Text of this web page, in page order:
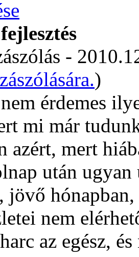
-
)
érdemes
mi már
azért, mert
után
jövő
nem
az egész,